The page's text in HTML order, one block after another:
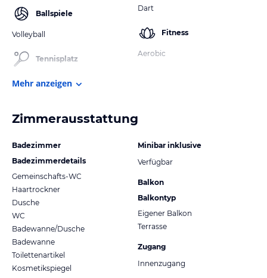
Ballspiele
Volleyball
Tennisplatz
Dart
Fitness
Aerobic
Mehr anzeigen
Zimmerausstattung
Badezimmer
Badezimmerdetails
Gemeinschafts-WC
Haartrockner
Dusche
WC
Badewanne/Dusche
Badewanne
Toilettenartikel
Kosmetikspiegel
Minibar inklusive
Verfügbar
Balkon
Balkontyp
Eigener Balkon
Terrasse
Zugang
Innenzugang